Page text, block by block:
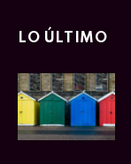
LO ÚLTIMO